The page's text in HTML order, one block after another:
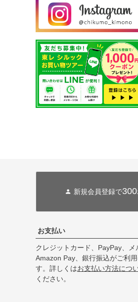
新規会員登録で300
お支払い
クレジットカード、PayPay、メ
Amazon Pay、銀行振込がご利
す。詳しくはお支払い方法につ
ください。